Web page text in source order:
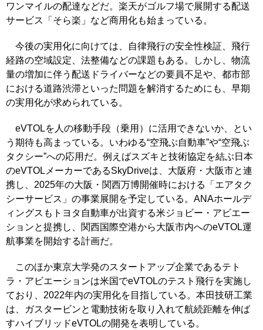
ワンマイルの配達などだ。楽天がゴルフ場で展開する配送
サービス「そら楽」など商用化も始まっている。
今後の実用化に向けては、自律飛行の安全性検証、飛行
経路の空域設定、法整備などの課題もある。しかし、物流
量の増加に伴う配送ドライバーなどの要員不足や、都市部
における道路渋滞といった問題を解消するためにも、早期
の実用化が求められている。
eVTOLを人の移動手段（乗用）に活用できないか、とい
う期待も高まっている。いわゆる“空飛ぶ自動車”や“空飛ぶ
タクシー”への応用だ。例えばスズキと技術協定を結ぶ日本
のeVTOLメーカーであるSkyDriveは、大阪府・大阪市と連
携し、2025年の大阪・関西万博開催時における「エアタク
シーサービス」の事業展開を予定している。ANAホールデ
ィングスもトヨタ自動車が出資する米ジョビー・アビエー
ションと提携し、関西国際空港から大阪市内へのeVTOL運
航事業を開始する計画だ。
このほか東京大学発のスタートアップ企業であるテト
ラ・アビエーションは米国でeVTOLのテスト飛行を実施し
ており、2022年内の実用化を目指している。本田技研工業
は、ガスタービンと電動技術を取り入れて航続距離を伸ば
すハイブリッドeVTOLの開発を表明している。